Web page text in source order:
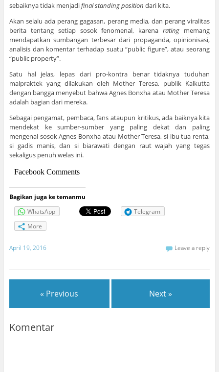
sebaiknya tidak menjadifinal standing position dari kita.
Akan selalu ada perang gagasan, perang media, dan perang viralitas
berita tentang setiap sosok fenomenal, karenarating memang
mendapatkan sumbangan terbesar dari propaganda, opinionisasi,
analisis dan komentar terhadap suatu “public figure”, atau seorang
“public property”.
Satu hal jelas, lepas dari pro-kontra benar tidaknya tuduhan
malpraktek yang dilakukan oleh Mother Teresa, publik Kalkutta
dengan bangga menyebut bahwa Agnes Bonxha atau Mother Teresa
adalah bagian dari mereka.
Sebagai pengamat, pembaca, fans ataupun kritikus, ada baiknya kita
mendekat ke sumber-sumber yang paling dekat dan paling
mengenal sosok Agnes Bonxha atau Mother Teresa, si ibu tua renta,
si gadis manis, dan si biarawati dengan raut wajah yang tegas
sekaligus penuh welas ini.
Facebook Comments
Bagikan juga ke temanmu
WhatsApp
Telegram
More
April 19, 2016 Leave a reply
« Previous Next »
Komentar